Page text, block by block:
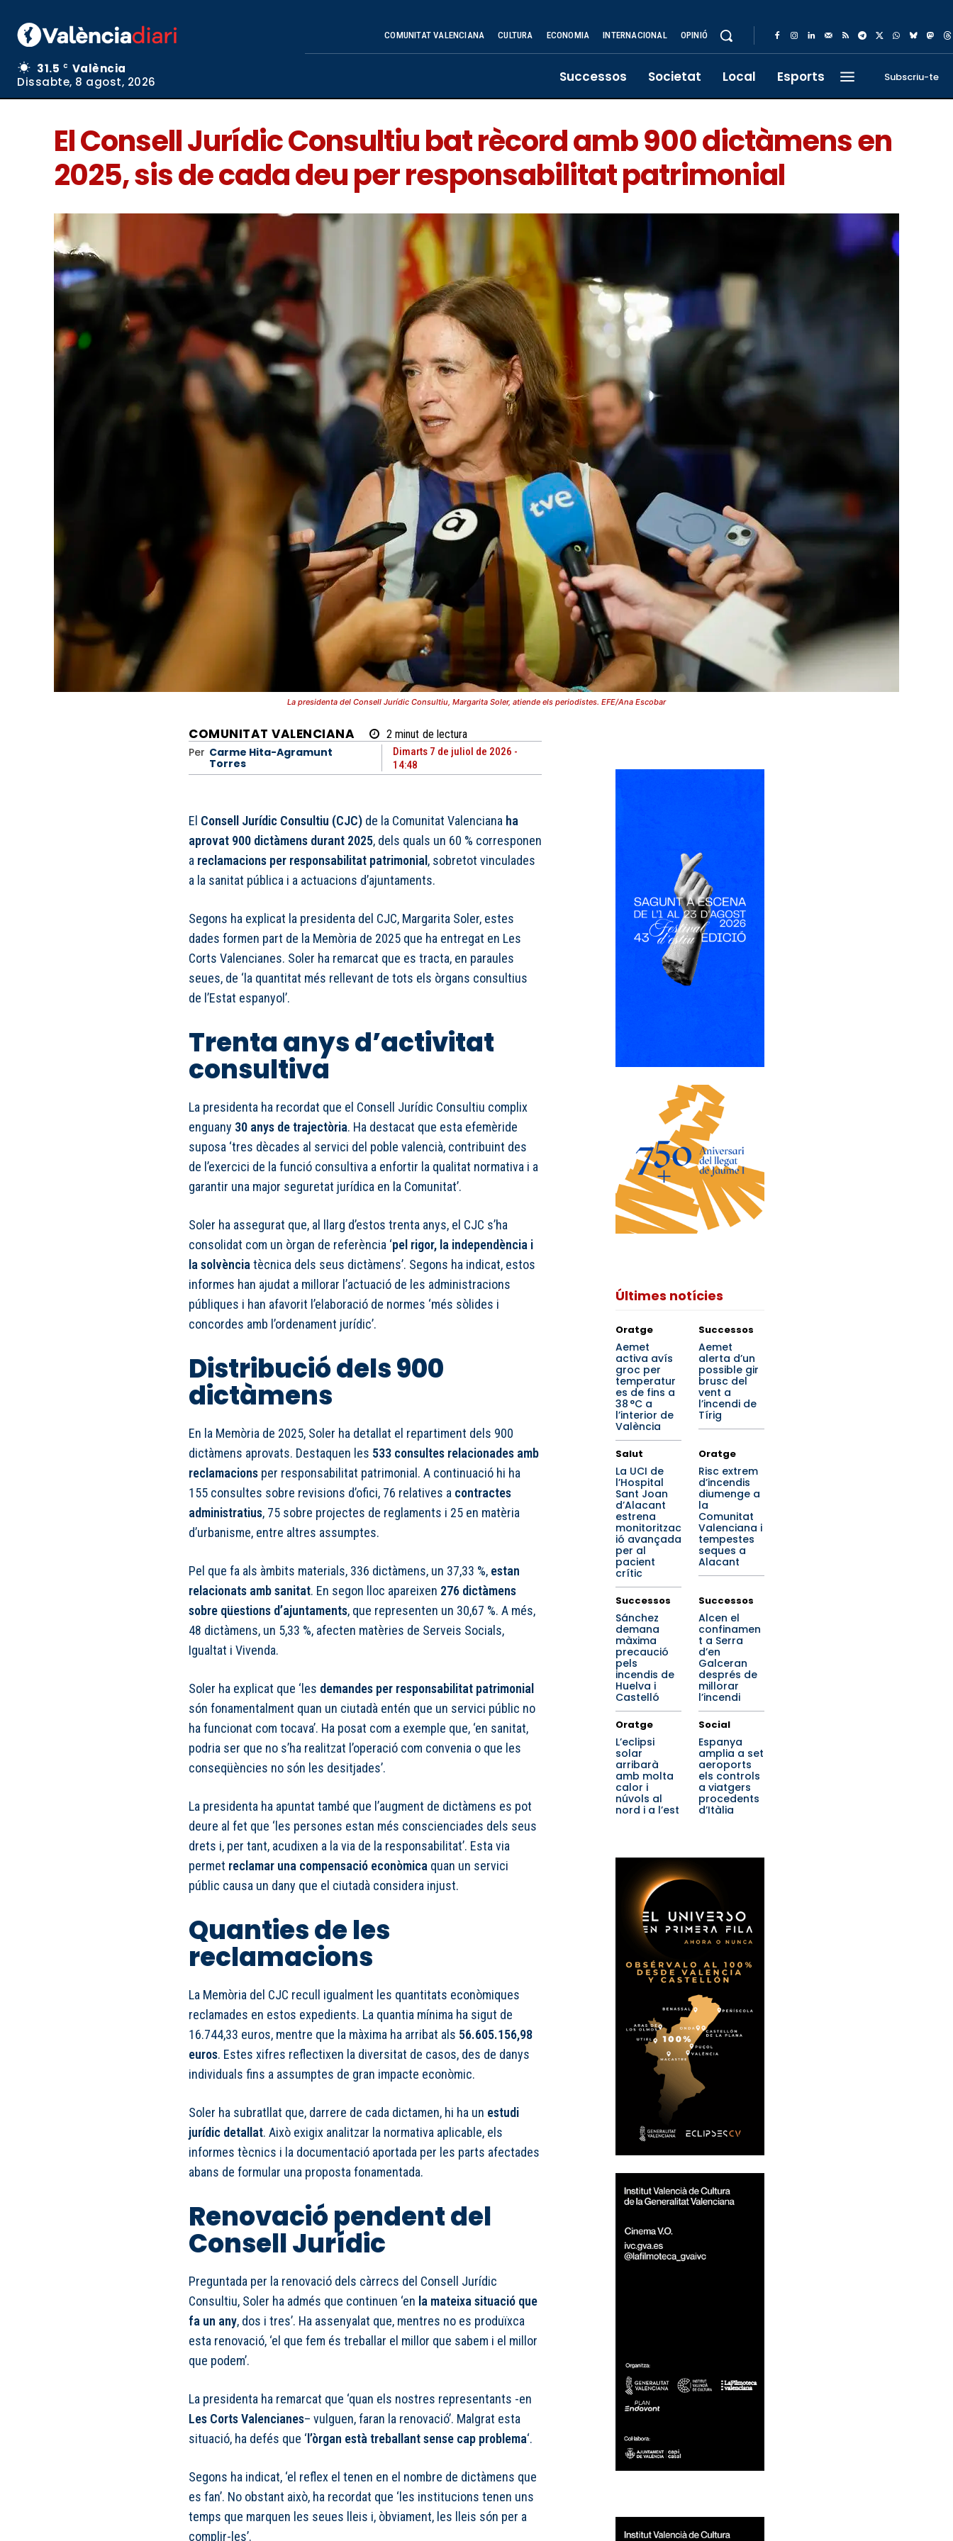
31.5 C
València
Dissabte, 8 agost, 2026
COMUNITAT VALENCIANA CULTURA ECONOMIA INTERNACIONAL OPINIÓ
Successos Societat Local Esports Subscriu-te
El Consell Jurídic Consultiu bat rècord amb 900 dictàmens en
2025, sis de cada deu per responsabilitat patrimonial
La presidenta del Consell Jurídic Consultiu, Margarita Soler, atiende els periodistes. EFE/Ana Escobar
COMUNITAT VALENCIANA 2 minut de lectura
Per Carme Hita-Agramunt
Torres
Dimarts 7 de juliol de 2026 -
14:48
El Consell Jurídic Consultiu (CJC) de la Comunitat Valenciana ha
aprovat 900 dictàmens durant 2025, dels quals un 60 % corresponen
a reclamacions per responsabilitat patrimonial , sobretot vinculades
a la sanitat pública i a actuacions d’ajuntaments.
Segons ha explicat la presidenta del CJC, Margarita Soler, estes
dades formen part de la Memòria de 2025 que ha entregat en Les
Corts Valencianes. Soler ha remarcat que es tracta, en paraules
seues, de ‘la quantitat més rellevant de tots els òrgans consultius
de l’Estat espanyol’.
Trenta anys d’activitat
consultiva
La presidenta ha recordat que el Consell Jurídic Consultiu complix
enguany 30 anys de trajectòria. Ha destacat que esta efemèride
suposa ‘tres dècades al servici del poble valencià, contribuint des
de l’exercici de la funció consultiva a enfortir la qualitat normativa i a
garantir una major seguretat jurídica en la Comunitat’.
Soler ha assegurat que, al llarg d’estos trenta anys, el CJC s’ha
consolidat com un òrgan de referència ‘pel rigor, la independència i
la solvènciatècnica dels seus dictàmens’. Segons ha indicat, estos
informes han ajudat a millorar l’actuació de les administracions
públiques i han afavorit l’elaboració de normes ‘més sòlides i
concordes amb l’ordenament jurídic’.
Distribució dels 900
dictàmens
En la Memòria de 2025, Soler ha detallat el repartiment dels 900
dictàmens aprovats. Destaquen les 533 consultes relacionades amb
reclamacions per responsabilitat patrimonial. A continuació hi ha
155 consultes sobre revisions d’ofici, 76 relatives a contractes
administratius, 75 sobre projectes de reglaments i 25 en matèria
d’urbanisme, entre altres assumptes.
Pel que fa als àmbits materials, 336 dictàmens, un 37,33 %, estan
relacionats amb sanitat. En segon lloc apareixen 276 dictàmens
sobre qüestions d’ajuntaments, que representen un 30,67 %. A més,
48 dictàmens, un 5,33 %, afecten matèries de Serveis Socials,
Igualtat i Vivenda.
Soler ha explicat que ‘les demandes per responsabilitat patrimonial
són fonamentalment quan un ciutadà entén que un servici públic no
ha funcionat com tocava’. Ha posat com a exemple que, ‘en sanitat,
podria ser que no s’ha realitzat l’operació com convenia o que les
conseqüències no són les desitjades’.
La presidenta ha apuntat també que l’augment de dictàmens es pot
deure al fet que ‘les persones estan més conscienciades dels seus
drets i, per tant, acudixen a la via de la responsabilitat’. Esta via
permet reclamar una compensació econòmica quan un servici
públic causa un dany que el ciutadà considera injust.
Quanties de les
reclamacions
La Memòria del CJC recull igualment les quantitats econòmiques
reclamades en estos expedients. La quantia mínima ha sigut de
16.744,33 euros, mentre que la màxima ha arribat als 56.605.156,98
euros. Estes xifres reflectixen la diversitat de casos, des de danys
individuals fins a assumptes de gran impacte econòmic.
Soler ha subratllat que, darrere de cada dictamen, hi ha un estudi
jurídic detallat. Això exigix analitzar la normativa aplicable, els
informes tècnics i la documentació aportada per les parts afectades
abans de formular una proposta fonamentada.
Renovació pendent del
Consell Jurídic
Preguntada per la renovació dels càrrecs del Consell Jurídic
Consultiu, Soler ha admés que continuen ‘en la mateixa situació que
fa un any, dos i tres’. Ha assenyalat que, mentres no es produïxca
esta renovació, ‘el que fem és treballar el millor que sabem i el millor
que podem’.
La presidenta ha remarcat que ‘quan els nostres representants -en
Les Corts Valencianes– vulguen, faran la renovació’. Malgrat esta
situació, ha defés que ‘l’òrgan està treballant sense cap problema‘.
Segons ha indicat, ‘el reflex el tenen en el nombre de dictàmens que
es fan’. No obstant això, ha recordat que ‘les institucions tenen uns
temps que marquen les seues lleis i, òbviament, les lleis són per a
complir-les’.
Últimes notícies
Oratge
Aemet
activa avís
groc per
temperatur
es de fins a
38 °C a
l’interior de
València
Successos
Aemet
alerta d’un
possible gir
brusc del
vent a
l’incendi de
Tírig
Salut
La UCI de
l’Hospital
Sant Joan
d’Alacant
estrena
monitoritzac
ió avançada
per al
pacient
crític
Oratge
Risc extrem
d’incendis
diumenge a
la
Comunitat
Valenciana i
tempestes
seques a
Alacant
Successos
Sánchez
demana
màxima
precaució
pels
incendis de
Huelva i
Castelló
Successos
Alcen el
confinamen
t a Serra
d’en
Galceran
després de
millorar
l’incendi
Oratge
L’eclipsi
solar
arribarà
amb molta
calor i
núvols al
nord i a l’est
Social
Espanya
amplia a set
aeroports
els controls
a viatgers
procedents
d’Itàlia